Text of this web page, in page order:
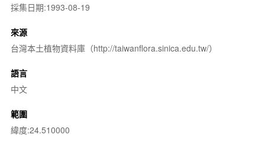
採集日期:1993-08-19
來源
台灣本土植物資料庫（http://taiwanflora.sinica.edu.tw/）
語言
中文
範圍
緯度:24.510000